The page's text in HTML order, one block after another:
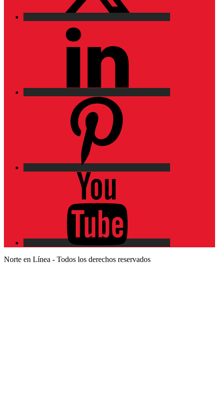
Norte en Línea - Todos los derechos reservados